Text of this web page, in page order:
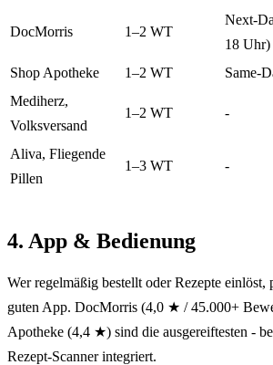
DocMorris 1–2 WT
Next-
18 Uhr)
Shop Apotheke
1–2 WT
Same-
Mediherz,
Volksversand
1–2 WT -
Aliva, Fliegende
Pillen
1–3 WT -
4. App & Bedienung
Wer regelmäßig bestellt oder Rezepte
guten App. DocMorris (4,0 ★ / 45.000+
Apotheke (4,4 ★) sind die ausgereiftesten -
Rezept-Scanner integriert.